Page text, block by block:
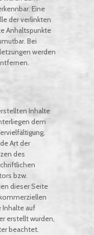
Eine
der verlinkten
Anhaltspunkte
Bei
werden
Inhalte
dem
Art der
des
bzw.
dieser Seite
Inhalte auf
erstellt wurden,
beachtet.